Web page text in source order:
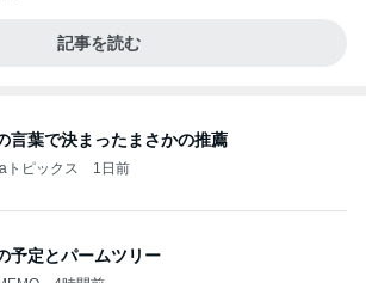
記事を読む
言葉で決まったまさかの推薦
トピックス 1日前
予定とパームツリー